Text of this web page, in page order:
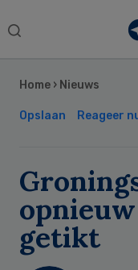
Search
Home › Nieuws
Opslaan Reageer
getikt
Sidebar